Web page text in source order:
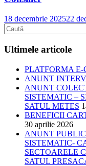
18 decembrie 202522
Ultimele articole
PLATFORMA E-
ANUNT
ANUNT
SISTEMATIC –
SATUL METES
BENEFICII
30 aprilie 2026
ANUNT
SISTEMATIC-
SECTOARELE
SATUL